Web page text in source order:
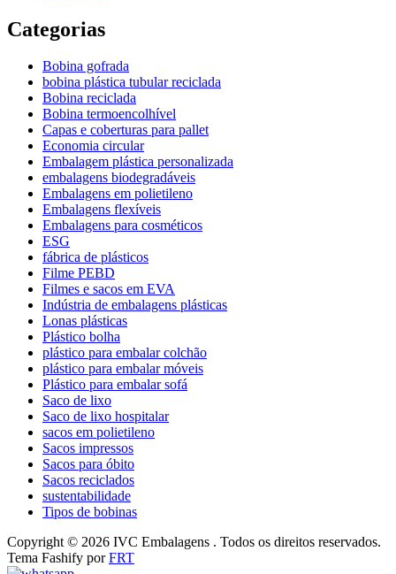
Categorias
Bobina gofrada
bobina plástica tubular reciclada
Bobina reciclada
Bobina termoencolhível
Capas e coberturas para pallet
Economia circular
Embalagem plástica personalizada
embalagens biodegradáveis
Embalagens em polietileno
Embalagens flexíveis
Embalagens para cosméticos
ESG
fábrica de plásticos
Filme PEBD
Filmes e sacos em EVA
Indústria de embalagens plásticas
Lonas plásticas
Plástico bolha
plástico para embalar colchão
plástico para embalar móveis
Plástico para embalar sofá
Saco de lixo
Saco de lixo hospitalar
sacos em polietileno
Sacos impressos
Sacos para óbito
Sacos reciclados
sustentabilidade
Tipos de bobinas
Copyright © 2026 IVC Embalagens . Todos os direitos reservados.
Tema Fashify porFRT